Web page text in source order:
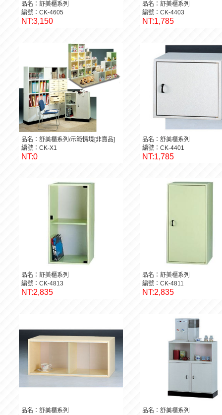
品名：舒美櫃系列
編號：CK-4605
NT:3,150
品名：舒美櫃系列
編號：CK-4403
NT:1,785
品名：舒美櫃系列/示範情境[非賣品]
編號：CK-X1
NT:0
品名：舒美櫃系列
編號：CK-4401
NT:1,785
品名：舒美櫃系列
編號：CK-4813
NT:2,835
品名：舒美櫃系列
編號：CK-4811
NT:2,835
品名：舒美櫃系列
品名：舒美櫃系列